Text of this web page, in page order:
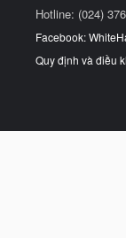
Hotline: (024)
Facebook:
Quy định và điều